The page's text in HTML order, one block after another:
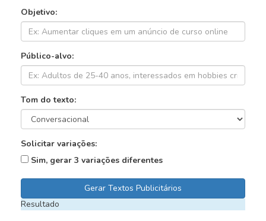
Objetivo:
Público-alvo:
Tom do texto:
Solicitar variações:
Sim, gerar 3 variações diferentes
Gerar Textos Publicitários
Resultado